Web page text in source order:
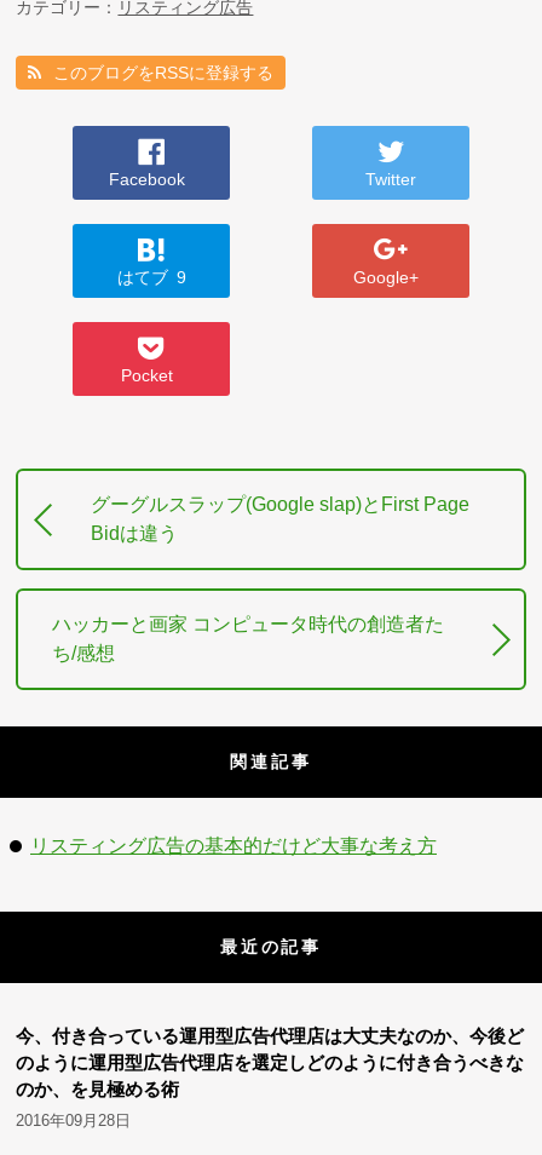
カテゴリー： リスティング広告
このブログをRSSに登録する
Facebook Twitter
はてブ 9 Google+
Pocket
グーグルスラップ(Google slap)とFirst Page
Bidは違う
ハッカーと画家 コンピュータ時代の創造者た
ち/感想
関連記事
リスティング広告の基本的だけど大事な考え方
最近の記事
今、付き合っている運用型広告代理店は大丈夫なのか、今後ど
のように運用型広告代理店を選定しどのように付き合うべきな
のか、を見極める術
2016年09月28日